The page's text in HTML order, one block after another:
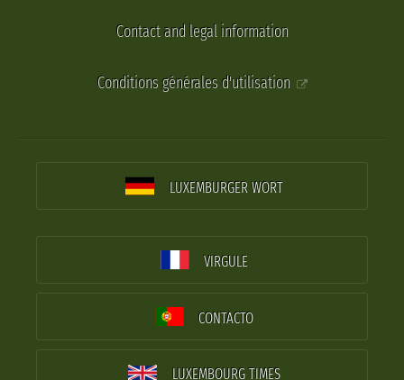
Contact and legal information
Conditions générales d'utilisation
LUXEMBURGER WORT
VIRGULE
CONTACTO
LUXEMBOURG TIMES